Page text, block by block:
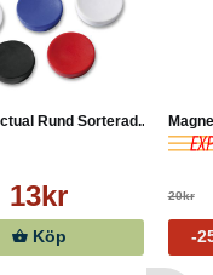
Rund Sorterad...
13kr
Köp
20kr
-